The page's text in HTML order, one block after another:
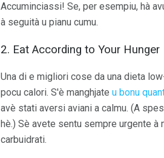
Accuminciassi! Se, per esempiu, hà
à seguità u pianu cumu.
2. Eat According to Your Hunger
Una di e migliori cose da una dieta
pocu calori. S'è manghjate u bonu
avè stati aversi aviani a calmu. (A
hè.) Sè avete sentu sempre urgente à
carbuidrati.